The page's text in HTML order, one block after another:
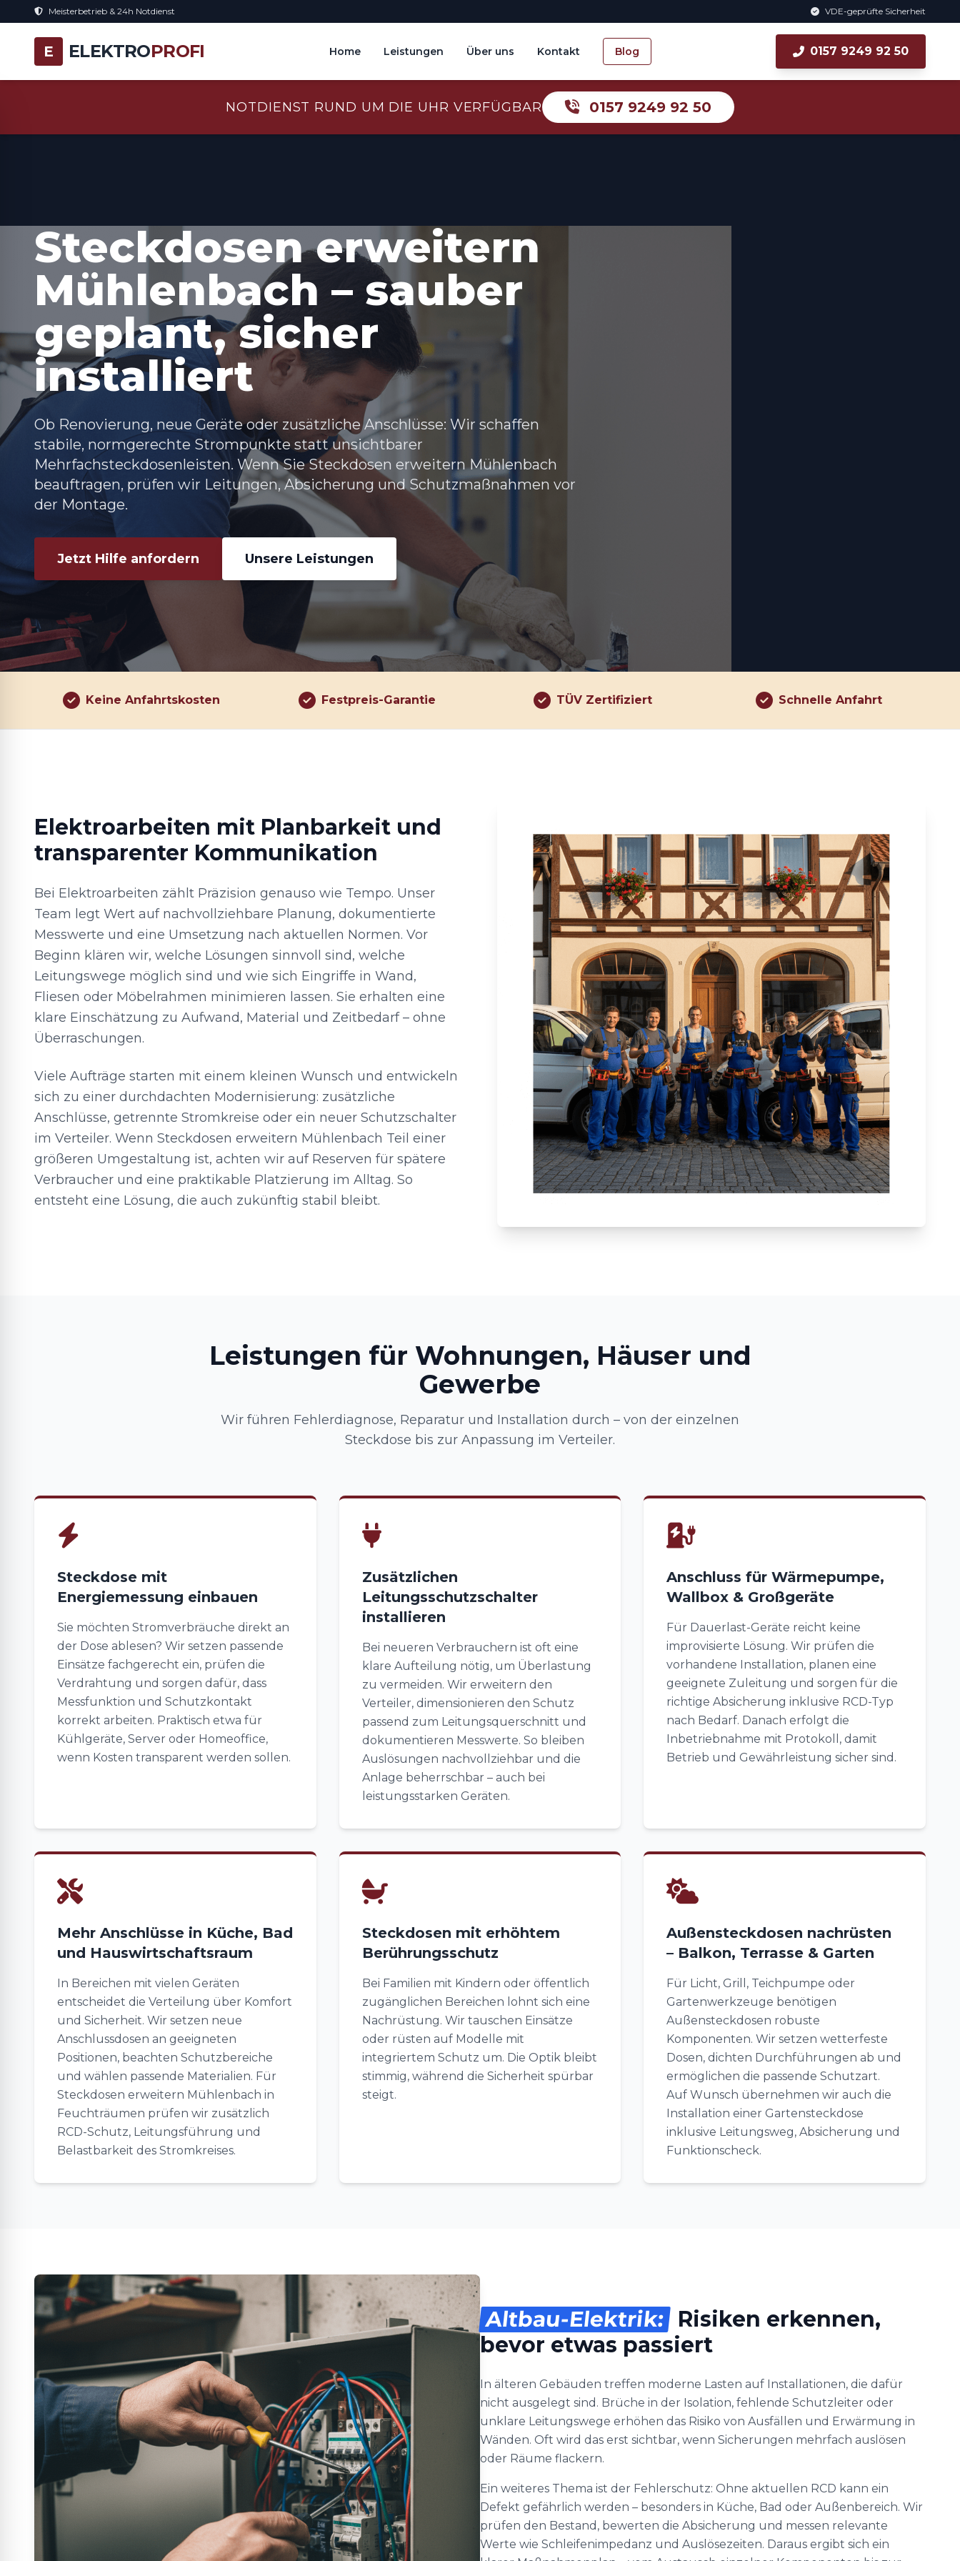
Meisterbetrieb & 24h Notdienst VDE-geprüfte Sicherheit
E ELEKTROPROFI Home Leistungen Über uns Kontakt Blog 0157 9249 92 50
NOTDIENST RUND UM DIE UHR VERFÜGBAR 0157 9249 92 50
Steckdosen erweitern
Mühlenbach – sauber
geplant, sicher
installiert
Ob Renovierung, neue Geräte oder zusätzliche Anschlüsse: Wir schaffen
stabile, normgerechte Strompunkte statt unsichtbarer
Mehrfachsteckdosenleisten. Wenn Sie Steckdosen erweitern Mühlenbach
beauftragen, prüfen wir Leitungen, Absicherung und Schutzmaßnahmen vor
der Montage.
Jetzt Hilfe anfordern Unsere Leistungen
Keine Anfahrtskosten Festpreis-Garantie TÜV Zertifiziert Schnelle Anfahrt
Elektroarbeiten mit Planbarkeit und
transparenter Kommunikation
Bei Elektroarbeiten zählt Präzision genauso wie Tempo. Unser
Team legt Wert auf nachvollziehbare Planung, dokumentierte
Messwerte und eine Umsetzung nach aktuellen Normen. Vor
Beginn klären wir, welche Lösungen sinnvoll sind, welche
Leitungswege möglich sind und wie sich Eingriffe in Wand,
Fliesen oder Möbelrahmen minimieren lassen. Sie erhalten eine
klare Einschätzung zu Aufwand, Material und Zeitbedarf – ohne
Überraschungen.
Viele Aufträge starten mit einem kleinen Wunsch und entwickeln
sich zu einer durchdachten Modernisierung: zusätzliche
Anschlüsse, getrennte Stromkreise oder ein neuer Schutzschalter
im Verteiler. Wenn Steckdosen erweitern Mühlenbach Teil einer
größeren Umgestaltung ist, achten wir auf Reserven für spätere
Verbraucher und eine praktikable Platzierung im Alltag. So
entsteht eine Lösung, die auch zukünftig stabil bleibt.
Leistungen für Wohnungen, Häuser und
Gewerbe
Wir führen Fehlerdiagnose, Reparatur und Installation durch – von der einzelnen
Steckdose bis zur Anpassung im Verteiler.
Steckdose mit
Energiemessung einbauen
Sie möchten Stromverbräuche direkt an
der Dose ablesen? Wir setzen passende
Einsätze fachgerecht ein, prüfen die
Verdrahtung und sorgen dafür, dass
Messfunktion und Schutzkontakt
korrekt arbeiten. Praktisch etwa für
Kühlgeräte, Server oder Homeoffice,
wenn Kosten transparent werden sollen.
Zusätzlichen
Leitungsschutzschalter
installieren
Bei neueren Verbrauchern ist oft eine
klare Aufteilung nötig, um Überlastung
zu vermeiden. Wir erweitern den
Verteiler, dimensionieren den Schutz
passend zum Leitungsquerschnitt und
dokumentieren Messwerte. So bleiben
Auslösungen nachvollziehbar und die
Anlage beherrschbar – auch bei
leistungsstarken Geräten.
Anschluss für Wärmepumpe,
Wallbox & Großgeräte
Für Dauerlast-Geräte reicht keine
improvisierte Lösung. Wir prüfen die
vorhandene Installation, planen eine
geeignete Zuleitung und sorgen für die
richtige Absicherung inklusive RCD-Typ
nach Bedarf. Danach erfolgt die
Inbetriebnahme mit Protokoll, damit
Betrieb und Gewährleistung sicher sind.
Mehr Anschlüsse in Küche, Bad
und Hauswirtschaftsraum
In Bereichen mit vielen Geräten
entscheidet die Verteilung über Komfort
und Sicherheit. Wir setzen neue
Anschlussdosen an geeigneten
Positionen, beachten Schutzbereiche
und wählen passende Materialien. Für
Steckdosen erweitern Mühlenbach in
Feuchträumen prüfen wir zusätzlich
RCD-Schutz, Leitungsführung und
Belastbarkeit des Stromkreises.
Steckdosen mit erhöhtem
Berührungsschutz
Bei Familien mit Kindern oder öffentlich
zugänglichen Bereichen lohnt sich eine
Nachrüstung. Wir tauschen Einsätze
oder rüsten auf Modelle mit
integriertem Schutz um. Die Optik bleibt
stimmig, während die Sicherheit spürbar
steigt.
Außensteckdosen nachrüsten
– Balkon, Terrasse & Garten
Für Licht, Grill, Teichpumpe oder
Gartenwerkzeuge benötigen
Außensteckdosen robuste
Komponenten. Wir setzen wetterfeste
Dosen, dichten Durchführungen ab und
ermöglichen die passende Schutzart.
Auf Wunsch übernehmen wir auch die
Installation einer Gartensteckdose
inklusive Leitungsweg, Absicherung und
Funktionscheck.
Altbau-Elektrik: Risiken erkennen,
bevor etwas passiert
In älteren Gebäuden treffen moderne Lasten auf Installationen, die dafür
nicht ausgelegt sind. Brüche in der Isolation, fehlende Schutzleiter oder
unklare Leitungswege erhöhen das Risiko von Ausfällen und Erwärmung in
Wänden. Oft wird das erst sichtbar, wenn Sicherungen mehrfach auslösen
oder Räume flackern.
Ein weiteres Thema ist der Fehlerschutz: Ohne aktuellen RCD kann ein
Defekt gefährlich werden – besonders in Küche, Bad oder Außenbereich. Wir
prüfen den Bestand, bewerten die Absicherung und messen relevante
Werte wie Schleifenimpedanz und Auslösezeiten. Daraus ergibt sich ein